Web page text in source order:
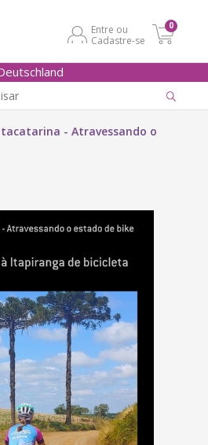
Entre ou
Cadastre-se
0
- Atravessando o